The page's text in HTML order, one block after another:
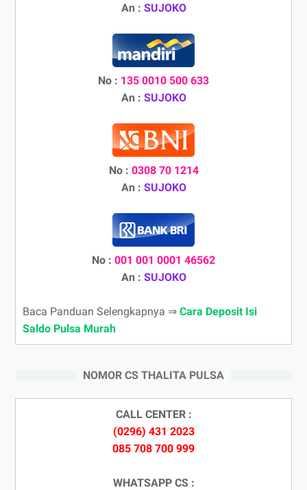
An : SUJOKO
No : 135 0010 500 633
An : SUJOKO
No : 0308 70 1214
An : SUJOKO
No : 001 001 0001 46562
An : SUJOKO
Baca Panduan Selengkapnya ⇒ Cara Deposit Isi
Saldo Pulsa Murah
NOMOR CS THALITA PULSA
CALL CENTER :
(0296) 431 2023
085 708 700 999
WHATSAPP CS :